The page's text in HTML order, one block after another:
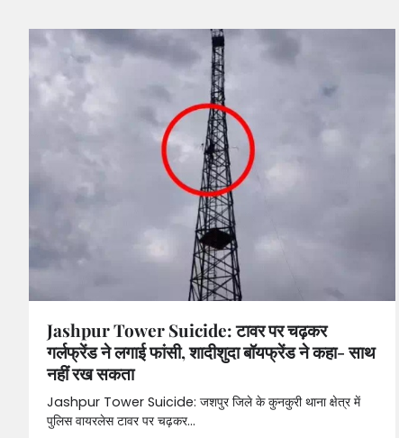
Jashpur Tower Suicide: टावर पर चढ़कर
गर्लफ्रेंड ने लगाई फांसी, शादीशुदा बॉयफ्रेंड ने कहा- साथ
नहीं रख सकता
Jashpur Tower Suicide: जशपुर जिले के कुनकुरी थाना क्षेत्र में
पुलिस वायरलेस टावर पर चढ़कर…